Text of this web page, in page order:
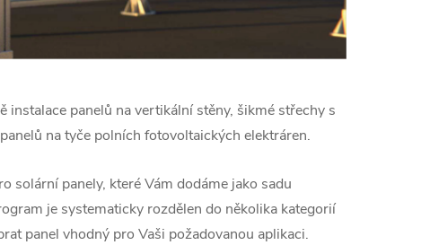
instalace panelů na vertikální stěny, šikmé střechy s
na tyče polních fotovoltaických elektráren.
solární panely, které Vám dodáme jako sadu
je systematicky rozdělen do několika kategorií
panel vhodný pro Vaši požadovanou aplikaci.